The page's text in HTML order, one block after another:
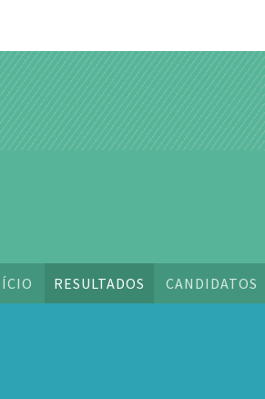
RESULTADOS CANDIDATOS